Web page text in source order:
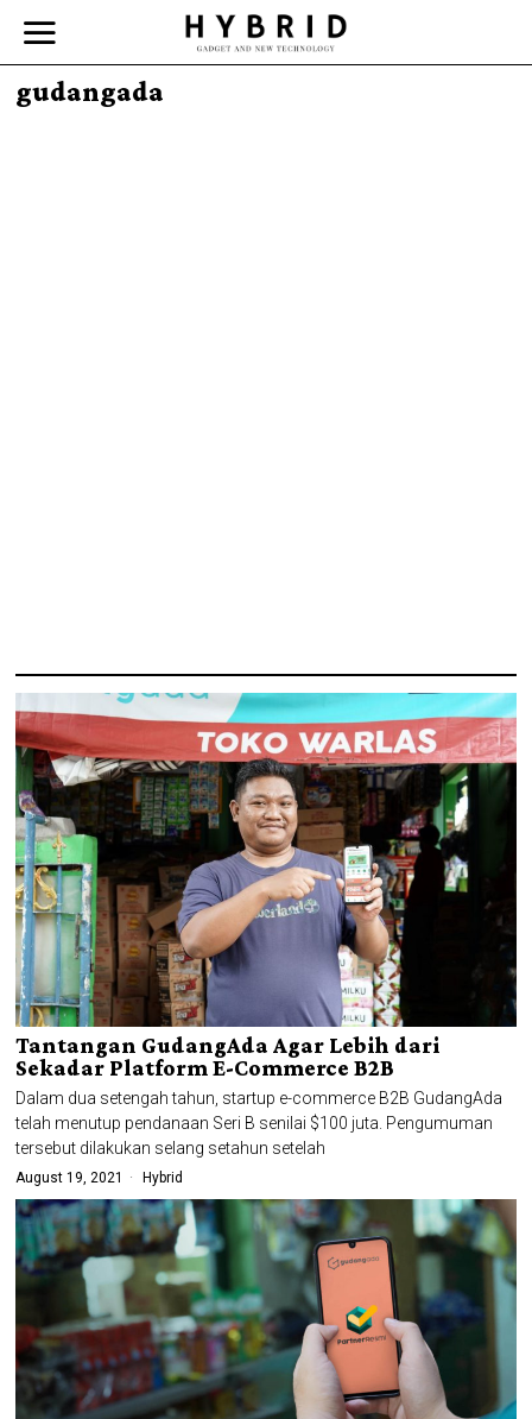
gudangada
Tantangan GudangAda Agar Lebih dari
Sekadar Platform E-Commerce B2B
Dalam dua setengah tahun, startup e-commerce B2B GudangAda
telah menutup pendanaan Seri B senilai $100 juta. Pengumuman
tersebut dilakukan selang setahun setelah
August 19, 2021 Hybrid